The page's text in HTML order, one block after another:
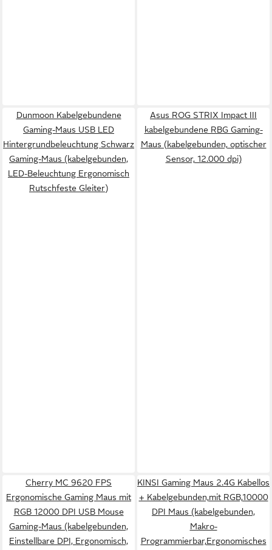
Dunmoon Kabelgebundene
Gaming-Maus USB LED
Hintergrundbeleuchtung Schwarz
Gaming-Maus (kabelgebunden,
LED-Beleuchtung Ergonomisch
Rutschfeste Gleiter)
Asus ROG STRIX Impact III
kabelgebundene RBG Gaming-
Maus (kabelgebunden, optischer
Sensor, 12.000 dpi)
Cherry MC 9620 FPS
Ergonomische Gaming Maus mit
RGB 12000 DPI USB Mouse
Gaming-Maus (kabelgebunden,
Einstellbare DPI, Ergonomisch,
KINSI Gaming Maus 2.4G Kabellos
+ Kabelgebunden,mit RGB,10000
DPI Maus (kabelgebunden,
Makro-
Programmierbar,Ergonomisches